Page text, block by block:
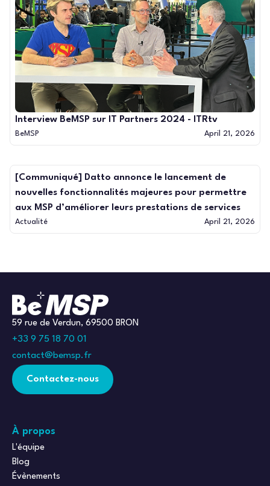
Interview BeMSP sur IT Partners 2024 - ITRtv
BeMSP April 21, 2026
[Communiqué] Datto annonce le lancement de
nouvelles fonctionnalités majeures pour permettre
aux MSP d’améliorer leurs prestations de services
Actualité April 21, 2026
59 rue de Verdun, 69500 BRON
+33 9 75 18 70 01
contact@bemsp.fr
Contactez-nous
À propos
L'équipe
Blog
Évènements